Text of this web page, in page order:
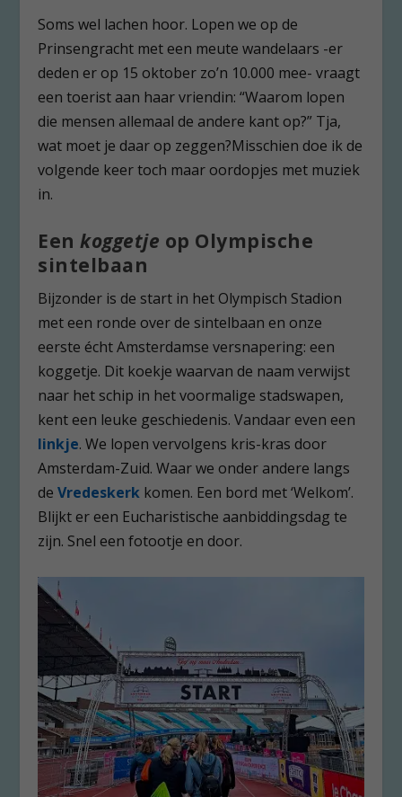
Soms wel lachen hoor. Lopen we op de
Prinsengracht met een meute wandelaars -er
deden er op 15 oktober zo’n 10.000 mee- vraagt
een toerist aan haar vriendin: “Waarom lopen
die mensen allemaal de andere kant op?” Tja,
wat moet je daar op zeggen?Misschien doe ik de
volgende keer toch maar oordopjes met muziek
in.
Eenkoggetje op Olympische
sintelbaan
Bijzonder is de start in het Olympisch Stadion
met een ronde over de sintelbaan en onze
eerste écht Amsterdamse versnapering: een
koggetje. Dit koekje waarvan de naam verwijst
naar het schip in het voormalige stadswapen,
kent een leuke geschiedenis. Vandaar even een
linkje. We lopen vervolgens kris-kras door
Amsterdam-Zuid. Waar we onder andere langs
deVredeskerk komen. Een bord met ‘Welkom’.
Blijkt er een Eucharistische aanbiddingsdag te
zijn. Snel een fotootje en door.